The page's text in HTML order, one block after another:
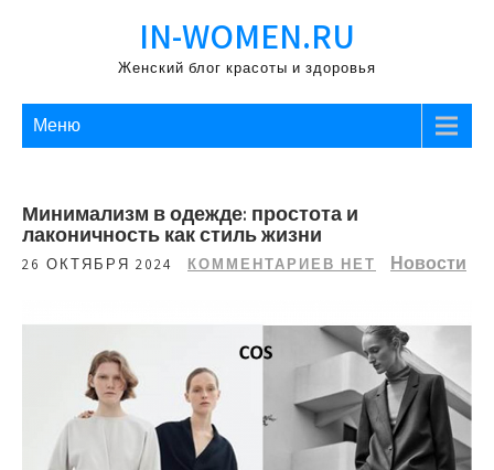
IN-WOMEN.RU
Женский блог красоты и здоровья
Меню
Минимализм в одежде: простота и
лаконичность как стиль жизни
26 ОКТЯБРЯ 2024 КОММЕНТАРИЕВ НЕТ Новости